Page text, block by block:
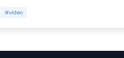
#video